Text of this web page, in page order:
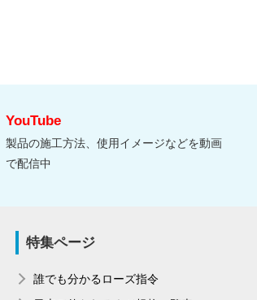
YouTube
製品の施工方法、使用イメージなどを動画
で配信中
特集ページ
誰でも分かるローズ指令